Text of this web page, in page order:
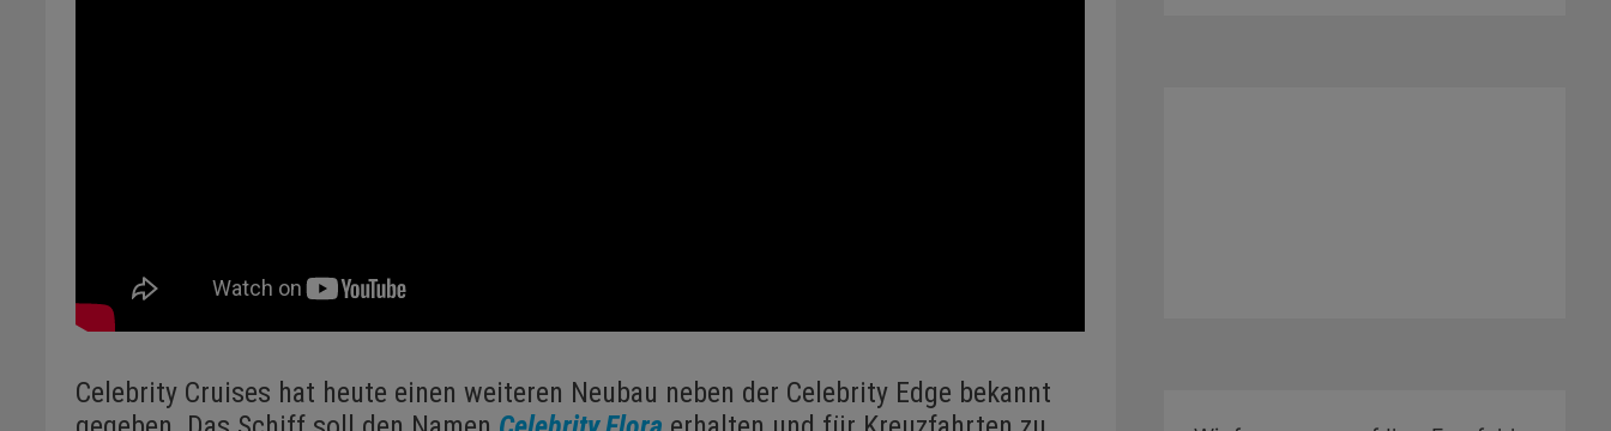
Celebrity Cruises hat heute einen weiteren Neubau neben der Celebrity Edge bekannt